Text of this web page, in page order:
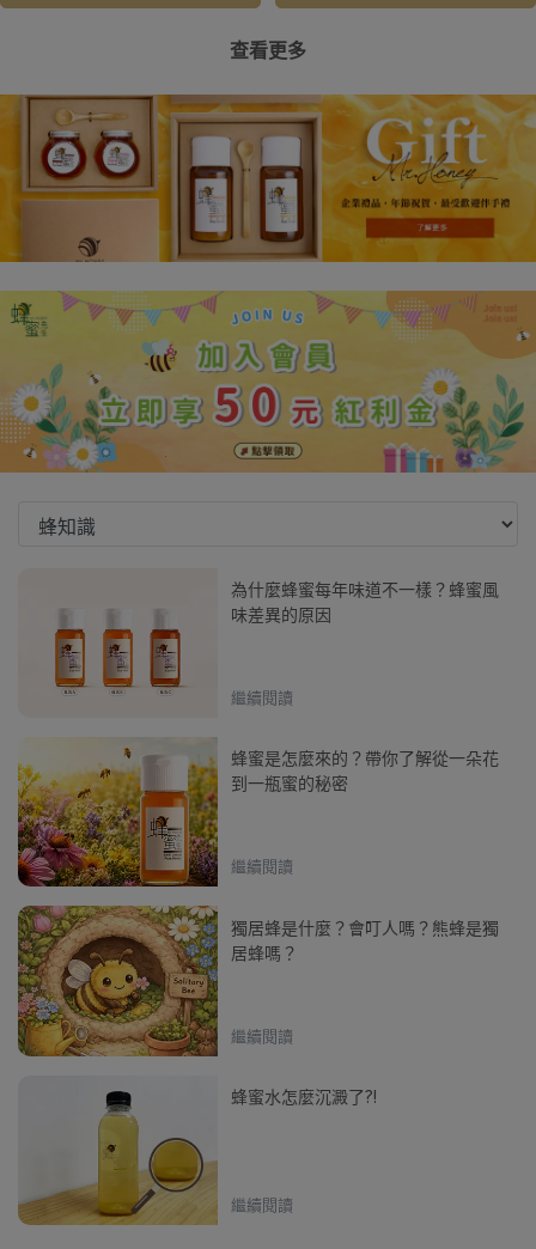
查看更多
為什麼蜂蜜每年味道不一樣？蜂蜜風
味差異的原因
繼續閱讀
蜂蜜是怎麼來的？帶你了解從一朵花
到一瓶蜜的秘密
繼續閱讀
獨居蜂是什麼？會叮人嗎？熊蜂是獨
居蜂嗎？
繼續閱讀
蜂蜜水怎麼沉澱了?!
繼續閱讀